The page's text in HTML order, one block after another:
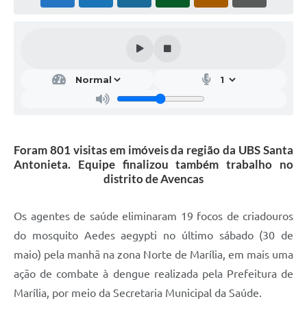
Foram 801 visitas em imóveis da região da UBS Santa
Antonieta. Equipe finalizou também trabalho no
distrito de Avencas
Os agentes de saúde eliminaram 19 focos de criadouros
do mosquito Aedes aegypti no último sábado (30 de
maio) pela manhã na zona Norte de Marília, em mais uma
ação de combate à dengue realizada pela Prefeitura de
Marília, por meio da Secretaria Municipal da Saúde.